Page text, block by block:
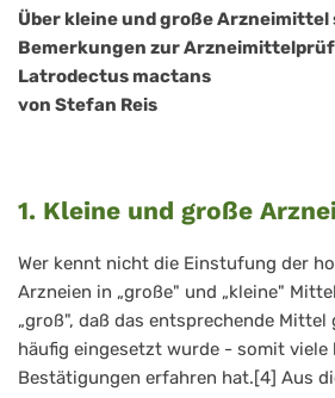
Über kleine und große Arzneimittel
Bemerkungen zur
Latrodectus mactans
von Stefan Reis
1. Kleine und große
Wer kennt nicht die Einstufung der
Arzneien in „große" und „kleine"
„groß", daß das entsprechende
häufig eingesetzt wurde - somit viele
Bestätigungen erfahren hat.[4] Aus